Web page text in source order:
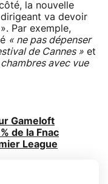
la nouvelle
va devoir
Par exemple,
« ne pas dépenser
de Cannes » et
avec vue
Gameloft
de la Fnac
League